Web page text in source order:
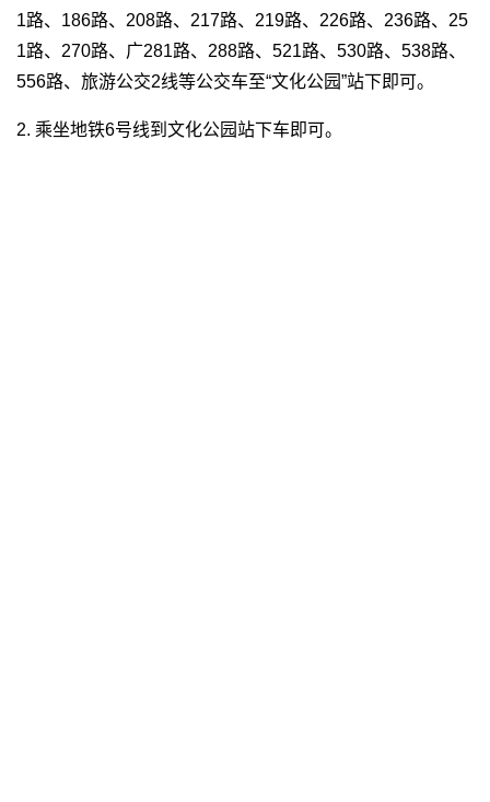
1路、186路、208路、217路、219路、226路、236路、25
1路、270路、广281路、288路、521路、530路、538路、
556路、旅游公交2线等公交车至“文化公园”站下即可。
2. 乘坐地铁6号线到文化公园站下车即可。